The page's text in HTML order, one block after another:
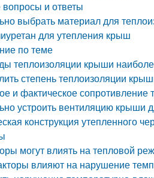
и ответы
выбрать материал для
для утепления крыш
по теме
теплоизоляции крыши
степень теплоизоляции
и фактическое сопротивление
устроить вентиляцию крыши
конструкция утепленного
могут влиять на тепловой
влияют на нарушение